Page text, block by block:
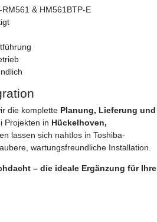
RM561 & HM561BTP-E
die komplette Planung, Lieferung und
Projekten in Hückelhoven,
lassen sich nahtlos in Toshiba-
wartungsfreundliche Installation.
– die ideale Ergänzung für Ihre